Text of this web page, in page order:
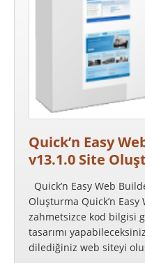
Quick’n Easy
v13.1.0 Site
Quick’n Easy Web
Oluşturma Quick’n
zahmetsizce kod bilgisi
tasarımı
dilediğiniz web siteyi